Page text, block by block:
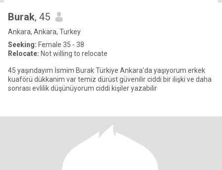
Burak, 45
Ankara, Ankara, Turkey
Seeking: Female 35 - 38
Relocate: Not willing to relocate
45 yaşındayım İsmim Burak Türkiye Ankara'da yaşıyorum erkek
kuaförü dükkanim var temiz dürüst güvenilir ciddi bir ilişki ve daha
sonrası evlilik düşünüyorum ciddi kişiler yazabilir